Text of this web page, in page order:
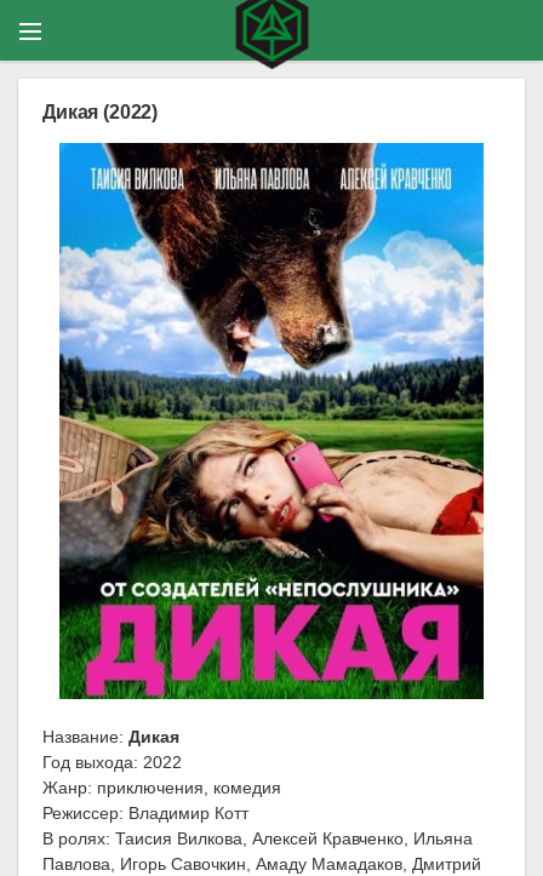
Дикая (2022)
Название: Дикая
Год выхода: 2022
Жанр: приключения, комедия
Режиссер: Владимир Котт
В ролях: Таисия Вилкова, Алексей Кравченко, Ильяна
Павлова, Игорь Савочкин, Амаду Мамадаков, Дмитрий